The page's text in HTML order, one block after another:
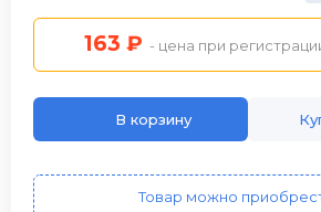
163 ₽ - цена при
В корзину
Товар можно